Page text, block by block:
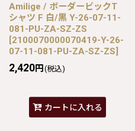
Amilige / ボーダービックT
シャツ F 白/黒 Y-26-07-11-
081-PU-ZA-SZ-ZS
[2100070000070419-Y-26-
07-11-081-PU-ZA-SZ-ZS]
2,420円 (税込)
カートに入れる